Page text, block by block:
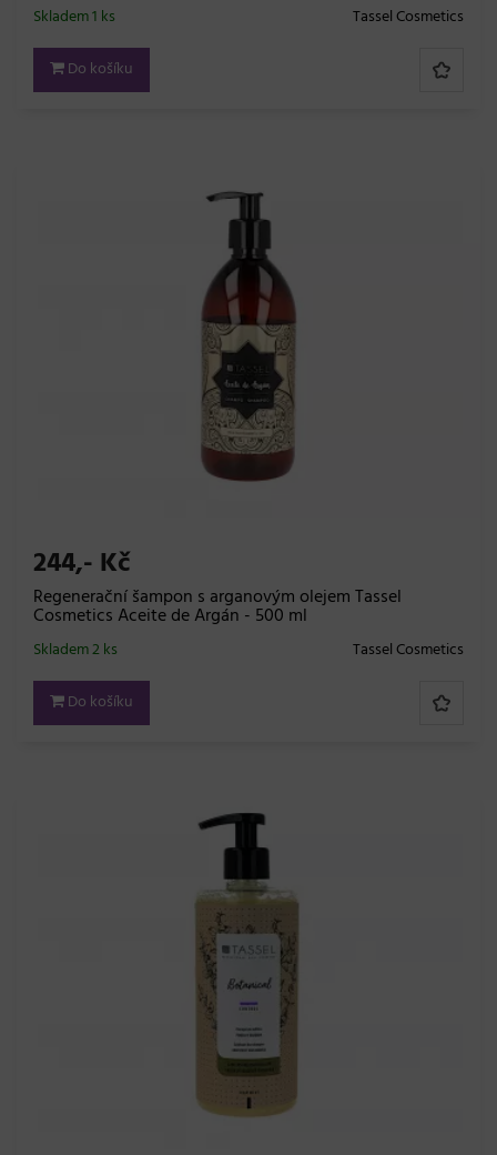
Tassel Cosmetics
Skladem 1 ks
Do košíku
244,- Kč
Regenerační šampon s arganovým olejem Tassel
Cosmetics Aceite de Argán - 500 ml
Tassel Cosmetics
Skladem 2 ks
Do košíku